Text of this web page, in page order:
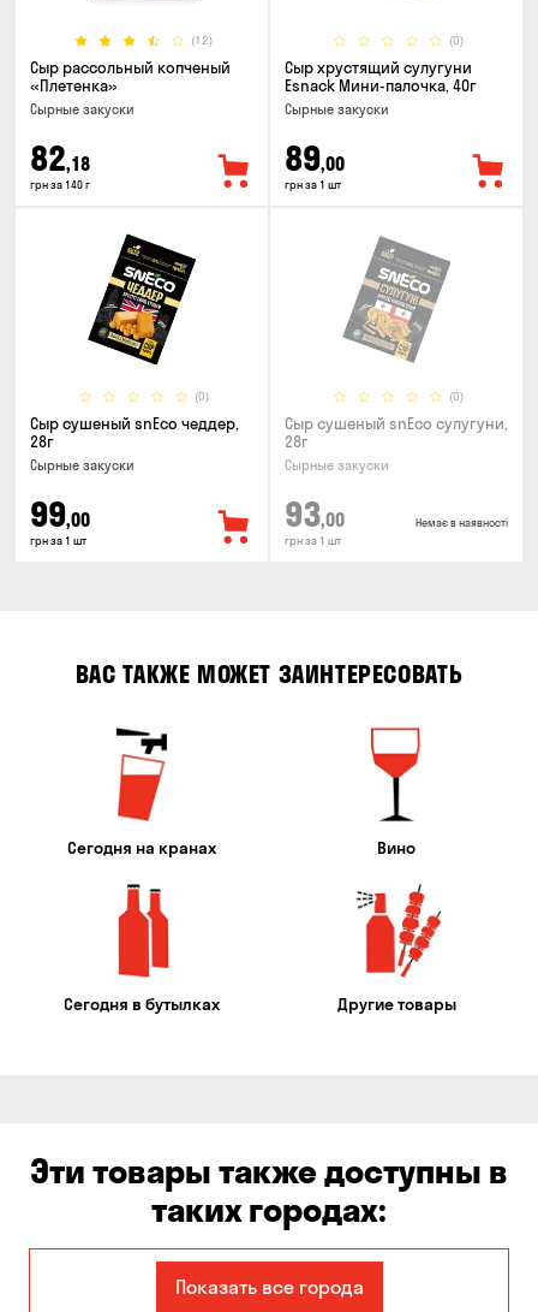
(12)
Сыр рассольный копченый
«Плетенка»
Cырные закуски
82,18
грн за 140 г
(0)
Сыр хрустящий сулугуни
Esnack Мини-палочка, 40г
Cырные закуски
89,00
грн за 1 шт
(0)
Сыр сушеный snEco чеддер,
28г
Cырные закуски
99,00
грн за 1 шт
(0)
Сыр сушеный snEco сулугуни,
28г
Cырные закуски
93,00
грн за 1 шт
Немає в наявності
ВАС ТАКЖЕ МОЖЕТ ЗАИНТЕРЕСОВАТЬ
Сегодня на кранах Вино
Сегодня в бутылках Другие товары
Эти товары также доступны в
таких городах:
АвангардПоказать все города